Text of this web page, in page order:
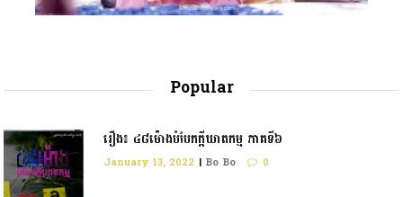
Popular
រឿង៖ ៤៨ម៉ោងបំបែកក្តីឃាតកម្ម ភាគទី៦
January 13, 2022 | Bo Bo 0